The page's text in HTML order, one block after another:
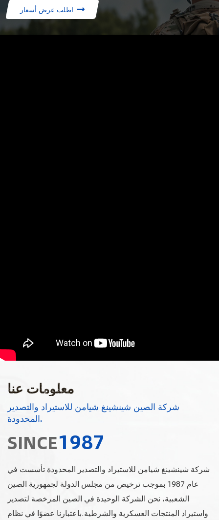
اطلب عرض أسعار
معلومات عنا
شركة الصين شينشينغ شيامن للاستيراد والتصدير
المحدودة.
SINCE1987
شركة شينشينغ شيامن للاستيراد والتصدير المحدودة تأسست في
عام 1987 بموجب ترخيص من مجلس الدولة لجمهورية الصين
الشعبية، نحن الشركة الوحيدة في الصين المرخصة لتصدير
واستيراد المنتجات العسكرية والشرطية.باعتبارنا عضوًا في نظام